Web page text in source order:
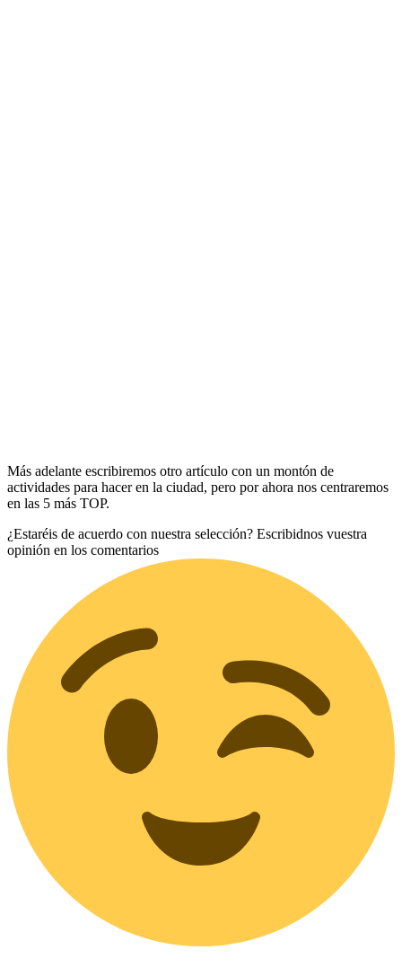
Más adelante escribiremos otro artículo con un montón de
actividades para hacer en la ciudad, pero por ahora nos centraremos
en las 5 más TOP.
¿Estaréis de acuerdo con nuestra selección? Escribidnos vuestra
opinión en los comentarios